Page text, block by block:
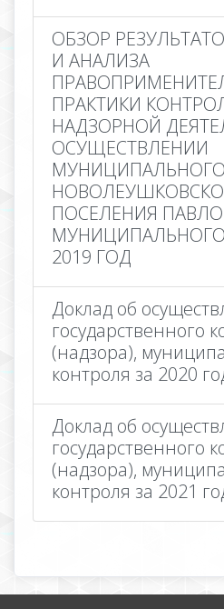
ОБЗОР
И АНАЛИЗА
ПРАКТИКИ
НАДЗОРНОЙ
ОСУЩЕСТВЛЕНИИ
ПОСЕЛЕНИЯ
2019 ГОД
Доклад об
государственного
(надзора),
контроля за 2020
Доклад об
государственного
(надзора),
контроля за 2021